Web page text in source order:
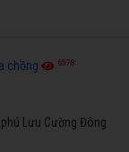
chồng 6578
Lưu Cường Đông